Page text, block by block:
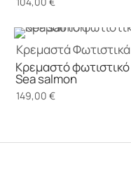
ΚρεμαστάΦωτιστικά
Κρεμαστό φωτιστικό
Sea salmon
149,00 €